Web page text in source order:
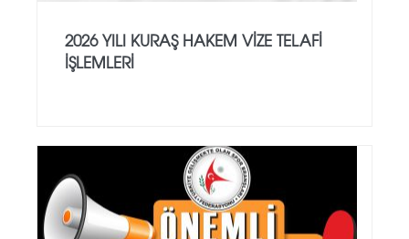
2026 YILI KURAŞ HAKEM VİZE TELAFİ
İŞLEMLERİ